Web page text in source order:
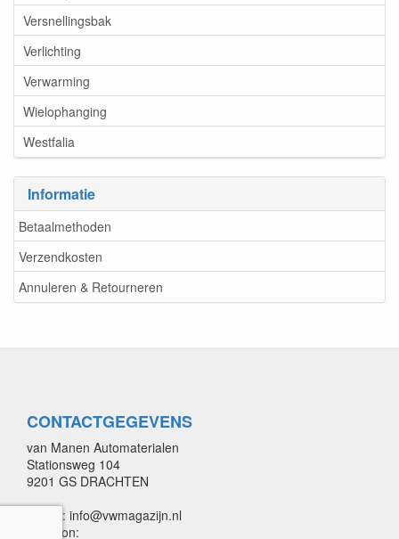
Versnellingsbak
Verlichting
Verwarming
Wielophanging
Westfalia
Informatie
Betaalmethoden
Verzendkosten
Annuleren & Retourneren
CONTACTGEGEVENS
van Manen Automaterialen
Stationsweg 104
9201 GS DRACHTEN
E-mail: info@vwmagazijn.nl
Telefoon: